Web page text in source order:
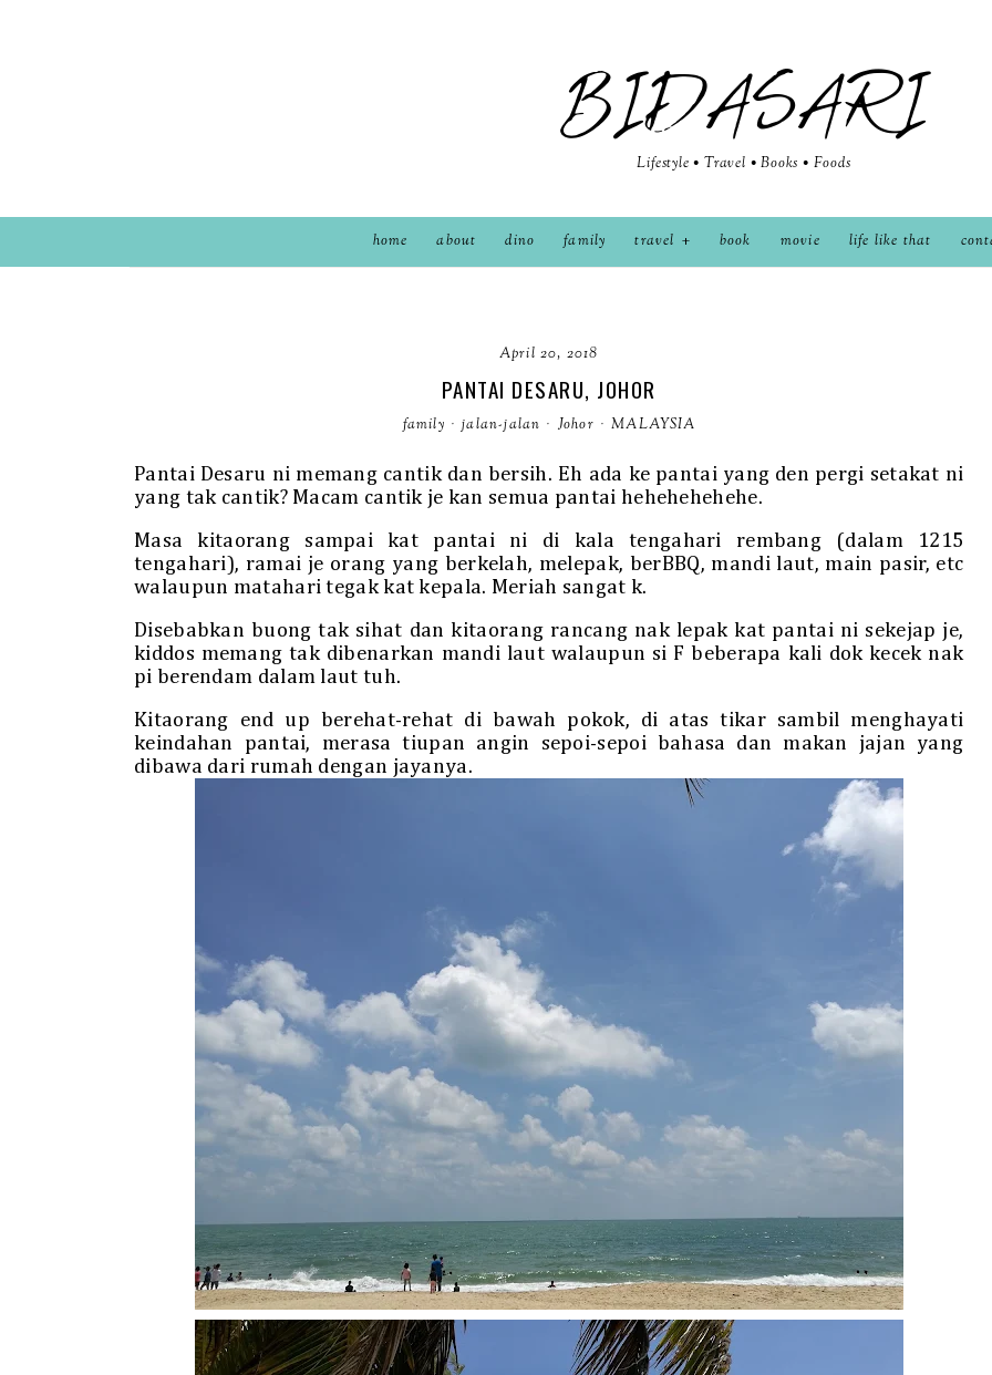
BIDASARI
Lifestyle • Travel • Books • Foods
home about dino family travel book movie life like that
April 20, 2018
PANTAI DESARU, JOHOR
family · jalan-jalan · Johor · MALAYSIA
Pantai Desaru ni memang cantik dan bersih. Eh ada ke pantai yang den pergi setakat ni
yang tak cantik? Macam cantik je kan semua pantai hehehehehehe.
Masa kitaorang sampai kat pantai ni di kala tengahari rembang (dalam 1215
tengahari), ramai je orang yang berkelah, melepak, berBBQ, mandi laut, main pasir, etc
walaupun matahari tegak kat kepala. Meriah sangat k.
Disebabkan buong tak sihat dan kitaorang rancang nak lepak kat pantai ni sekejap je,
kiddos memang tak dibenarkan mandi laut walaupun si F beberapa kali dok kecek nak
pi berendam dalam laut tuh.
Kitaorang end up berehat-rehat di bawah pokok, di atas tikar sambil menghayati
keindahan pantai, merasa tiupan angin sepoi-sepoi bahasa dan makan jajan yang
dibawa dari rumah dengan jayanya.